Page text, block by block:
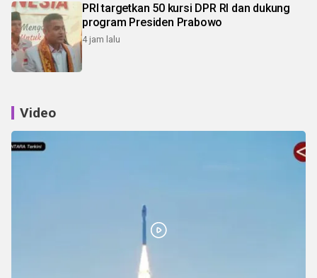
PRI targetkan 50 kursi DPR RI dan dukung
program Presiden Prabowo
4 jam lalu
Video